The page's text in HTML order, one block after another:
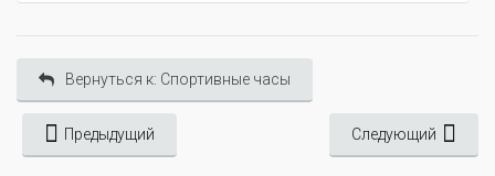
Вернуться к: Спортивные часы
Предыдущий Следующий